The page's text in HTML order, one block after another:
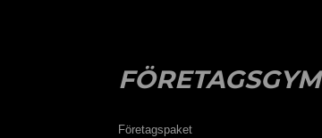
FÖRETAGSGYM
Företagspaket